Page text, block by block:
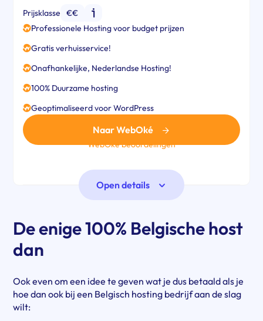
Prijsklasse
€€
Professionele Hosting voor budget prijzen
Gratis verhuisservice!
Onafhankelijke, Nederlandse Hosting!
100% Duurzame hosting
Geoptimaliseerd voor WordPress
Naar WebOké
WebOké beoordelingen
Open details
De enige 100% Belgische host
dan
Ook even om een idee te geven wat je dus betaald als je
hoe dan ook bij een Belgisch hosting bedrijf aan de slag
wilt: